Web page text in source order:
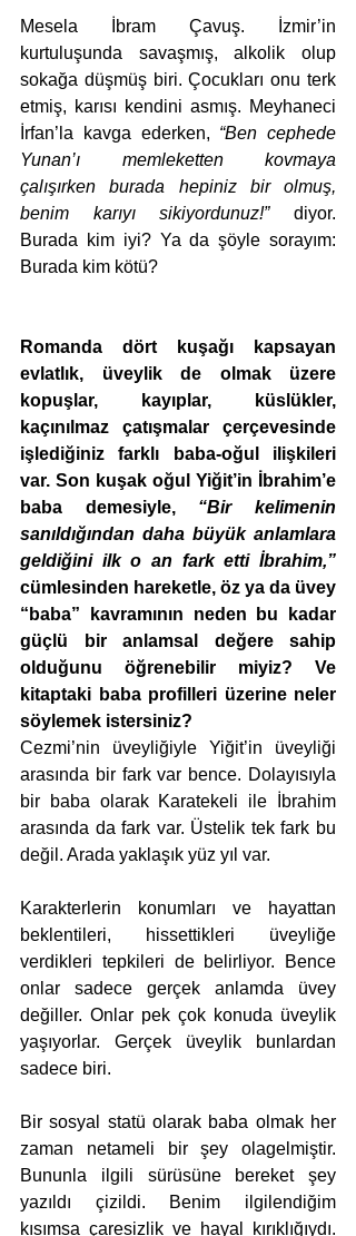
Mesela İbram Çavuş. İzmir’in
kurtuluşunda savaşmış, alkolik olup
sokağa düşmüş biri. Çocukları onu terk
etmiş, karısı kendini asmış. Meyhaneci
İrfan’la kavga ederken, “Ben cephede
Yunan’ı memleketten kovmaya
çalışırken burada hepiniz bir olmuş,
benim karıyı sikiyordunuz!” diyor.
Burada kim iyi? Ya da şöyle sorayım:
Burada kim kötü?
Romanda dört kuşağı kapsayan
evlatlık, üveylik de olmak üzere
kopuşlar, kayıplar, küslükler,
kaçınılmaz çatışmalar çerçevesinde
işlediğiniz farklı baba-oğul ilişkileri
var. Son kuşak oğul Yiğit’in İbrahim’e
baba demesiyle, “Bir kelimenin
sanıldığından daha büyük anlamlara
geldiğini ilk o an fark etti İbrahim,”
cümlesinden hareketle, öz ya da üvey
“baba” kavramının neden bu kadar
güçlü bir anlamsal değere sahip
olduğunu öğrenebilir miyiz? Ve
kitaptaki baba profilleri üzerine neler
söylemek istersiniz?
Cezmi’nin üveyliğiyle Yiğit’in üveyliği
arasında bir fark var bence. Dolayısıyla
bir baba olarak Karatekeli ile İbrahim
arasında da fark var. Üstelik tek fark bu
değil. Arada yaklaşık yüz yıl var.
Karakterlerin konumları ve hayattan
beklentileri, hissettikleri üveyliğe
verdikleri tepkileri de belirliyor. Bence
onlar sadece gerçek anlamda üvey
değiller. Onlar pek çok konuda üveylik
yaşıyorlar. Gerçek üveylik bunlardan
sadece biri.
Bir sosyal statü olarak baba olmak her
zaman netameli bir şey olagelmiştir.
Bununla ilgili sürüsüne bereket şey
yazıldı çizildi. Benim ilgilendiğim
kısımsa çaresizlik ve hayal kırıklığıydı.